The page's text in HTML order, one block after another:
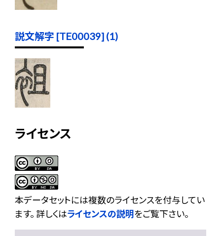
説文解字 [TE00039] (1)
ライセンス
本データセットには複数のライセンスを付与してい
ます。 詳しくはライセンスの説明をご覧下さい。